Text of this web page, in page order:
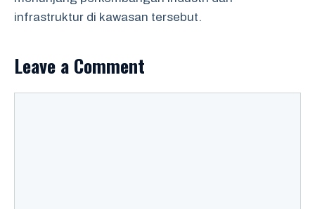
infrastruktur di kawasan tersebut.
Leave a Comment